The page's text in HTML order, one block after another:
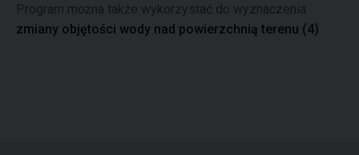
Program można także wykorzystać do wyznaczenia
zmiany objętości wody nad powierzchnią terenu (4)